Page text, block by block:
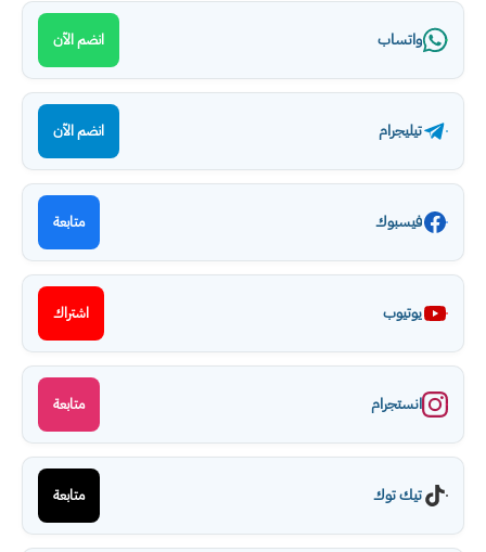
واتساب انضم الآن
تيليجرام انضم الآن
فيسبوك متابعة
يوتيوب اشتراك
انستجرام متابعة
تيك توك متابعة